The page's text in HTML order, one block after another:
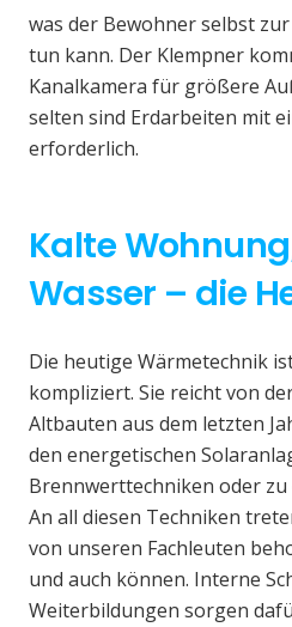
was der Bewohner selbst
tun kann. Der Klempner
Kanalkamera für größere
selten sind Erdarbeiten mit
erforderlich.
Kalte
Wasser – die
Die heutige Wärmetechnik
kompliziert. Sie reicht von
Altbauten aus dem letzten
den energetischen
Brennwerttechniken oder
An all diesen Techniken
von unseren Fachleuten
und auch können. Interne
Weiterbildungen sorgen